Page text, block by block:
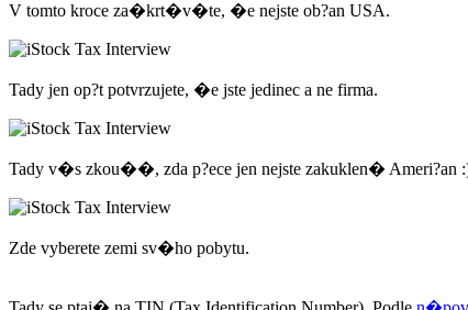
V tomto kroce za�krt�v�te, �e nejste ob?an USA.
Tady jen op?t potvrzujete, �e jste jedinec a ne firma.
Tady v�s zkou��, zda p?ece jen nejste zakuklen� Ameri?an
Zde vyberete zemi sv�ho pobytu.